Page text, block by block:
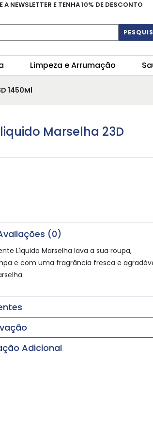
A NEWSLETTER E TENHA 10% DE DESCONTO
Limpeza e Arrumação
1450Ml
Marselha 23D
(0)
Líquido Marselha lava a sua roupa,
e com uma fragrância fresca e
Adicional